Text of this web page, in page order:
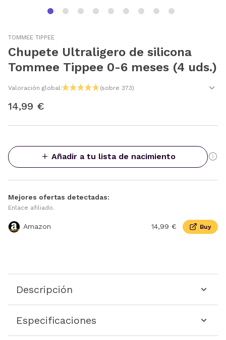
TOMMEE TIPPEE
Chupete Ultraligero de silicona
Tommee Tippee 0-6 meses (4 uds.)
Valoración global: (sobre 373)
14,99 €
Añadir a tu lista de nacimiento
Mejores ofertas detectadas:
Enlace afiliado.
Amazon 14,99 € Buy
Descripción
Especificaciones